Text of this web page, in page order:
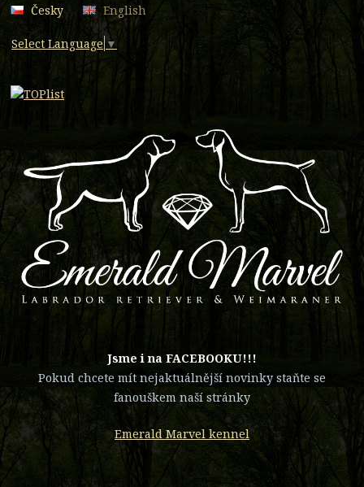
Česky English
Select Language ▼
​Jsme i na FACEBOOKU!!!
Pokud chcete mít nejaktuálnější novinky staňte se
fanouškem naší stránky
Emerald Marvel kennel